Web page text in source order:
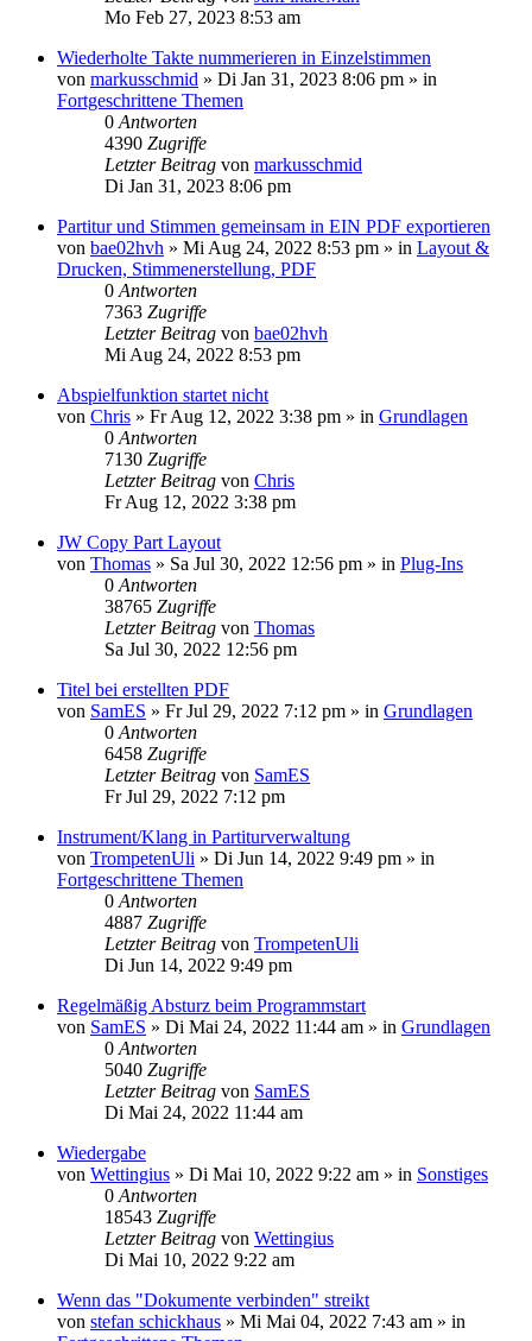
Mo Feb 27, 2023 8:53 am
Wiederholte Takte nummerieren in Einzelstimmen
von markusschmid » Di Jan 31, 2023 8:06 pm » in
Fortgeschrittene Themen
0 Antworten
4390 Zugriffe
Letzter Beitrag von markusschmid
Di Jan 31, 2023 8:06 pm
Partitur und Stimmen gemeinsam in EIN PDF exportieren
von bae02hvh » Mi Aug 24, 2022 8:53 pm » in Layout &
Drucken, Stimmenerstellung, PDF
0 Antworten
7363 Zugriffe
Letzter Beitrag von bae02hvh
Mi Aug 24, 2022 8:53 pm
Abspielfunktion startet nicht
von Chris » Fr Aug 12, 2022 3:38 pm » in Grundlagen
0 Antworten
7130 Zugriffe
Letzter Beitrag von Chris
Fr Aug 12, 2022 3:38 pm
JW Copy Part Layout
von Thomas » Sa Jul 30, 2022 12:56 pm » in Plug-Ins
0 Antworten
38765 Zugriffe
Letzter Beitrag von Thomas
Sa Jul 30, 2022 12:56 pm
Titel bei erstellten PDF
von SamES » Fr Jul 29, 2022 7:12 pm » in Grundlagen
0 Antworten
6458 Zugriffe
Letzter Beitrag von SamES
Fr Jul 29, 2022 7:12 pm
Instrument/Klang in Partiturverwaltung
von TrompetenUli » Di Jun 14, 2022 9:49 pm » in
Fortgeschrittene Themen
0 Antworten
4887 Zugriffe
Letzter Beitrag von TrompetenUli
Di Jun 14, 2022 9:49 pm
Regelmäßig Absturz beim Programmstart
von SamES » Di Mai 24, 2022 11:44 am » in Grundlagen
0 Antworten
5040 Zugriffe
Letzter Beitrag von SamES
Di Mai 24, 2022 11:44 am
Wiedergabe
von Wettingius » Di Mai 10, 2022 9:22 am » in Sonstiges
0 Antworten
18543 Zugriffe
Letzter Beitrag von Wettingius
Di Mai 10, 2022 9:22 am
Wenn das "Dokumente verbinden" streikt
von stefan schickhaus » Mi Mai 04, 2022 7:43 am » in